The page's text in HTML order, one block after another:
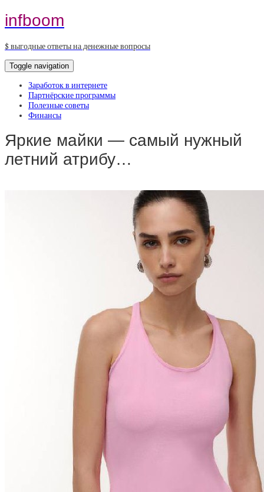
infboom
$ выгодные ответы на денежные вопросы
Toggle navigation
Заработок в интернете
Партнёрские программы
Полезные советы
Финансы
Яркие майки — самый нужный
летний атрибу…